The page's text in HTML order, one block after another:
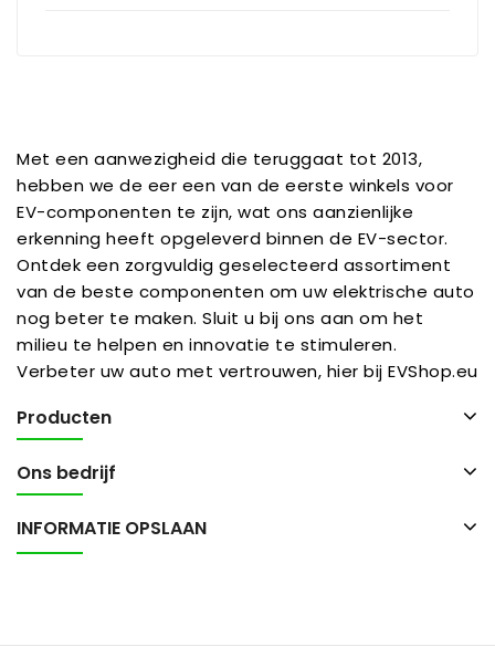
Met een aanwezigheid die teruggaat tot 2013,
hebben we de eer een van de eerste winkels voor
EV-componenten te zijn, wat ons aanzienlijke
erkenning heeft opgeleverd binnen de EV-sector.
Ontdek een zorgvuldig geselecteerd assortiment
van de beste componenten om uw elektrische auto
nog beter te maken. Sluit u bij ons aan om het
milieu te helpen en innovatie te stimuleren.
Verbeter uw auto met vertrouwen, hier bij EVShop.eu
Producten
Ons bedrijf
INFORMATIE OPSLAAN